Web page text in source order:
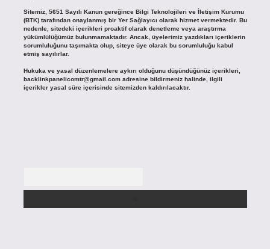
Sitemiz, 5651 Sayılı Kanun gereğince Bilgi Teknolojileri ve İletişim Kurumu
(BTK) tarafından onaylanmış bir Yer Sağlayıcı olarak hizmet vermektedir. Bu
nedenle, sitedeki içerikleri proaktif olarak denetleme veya araştırma
yükümlülüğümüz bulunmamaktadır. Ancak, üyelerimiz yazdıkları içeriklerin
sorumluluğunu taşımakta olup, siteye üye olarak bu sorumluluğu kabul
etmiş sayılırlar.
Hukuka ve yasal düzenlemelere aykırı olduğunu düşündüğünüz içerikleri,
backlinkpanelicomtr@gmail.comadresine bildirmeniz halinde, ilgili
içerikler yasal süre içerisinde sitemizden kaldırılacaktır.